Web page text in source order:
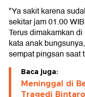
"Ya sakit karena
sekitar jam 01.00
Terus dimakamkan
kata anak
sempat pingsan saat
Baca juga:
Meninggal di
Tragedi